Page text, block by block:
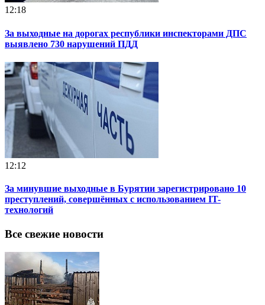
12:18
За выходные на дорогах республики инспекторами ДПС
выявлено 730 нарушений ПДД
12:12
За минувшие выходные в Бурятии зарегистрировано 10
преступлений, совершённых с использованием IT-
технологий
Все свежие новости